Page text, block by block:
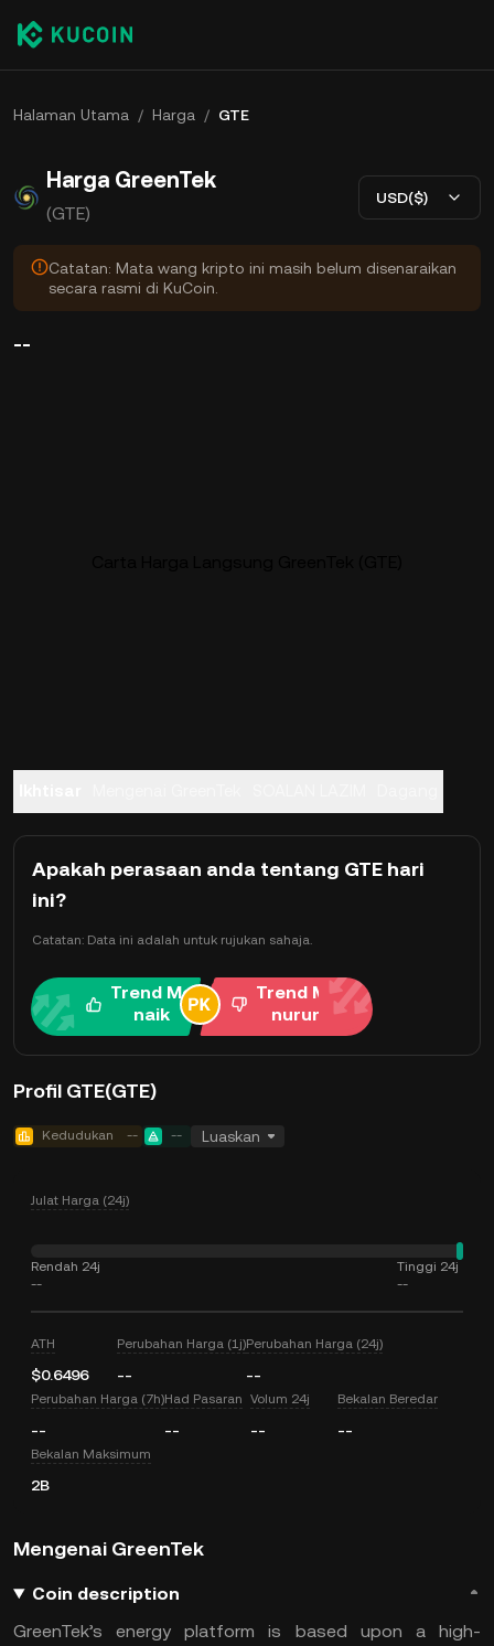
Halaman Utama / Harga / GTE
Harga GreenTek
(GTE)
USD($)
Catatan: Mata wang kripto ini masih belum disenaraikan
secara rasmi di KuCoin.
--
Apakah perasaan anda tentang GTE hari
ini?
Catatan: Data ini adalah untuk rujukan sahaja.
Trend Me
naik
Trend Me
nurun
Profil GTE(GTE)
Kedudukan -- -- Luaskan
Julat Harga (24j)
Rendah 24j
--
Tinggi 24j
--
ATH
$0.6496
Perubahan Harga (1j)
--
Perubahan Harga (24j)
--
Perubahan Harga (7h)
--
Had Pasaran
--
Volum 24j
--
Bekalan Beredar
--
Bekalan Maksimum
2B
Mengenai GreenTek
Coin description
GreenTek’s energy platform is based upon a high-